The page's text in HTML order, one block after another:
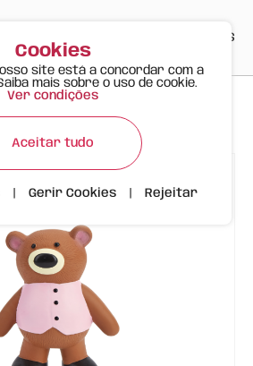
ES
> > Urso Latex | FOFOS
Cookies
site está a concordar com a
mais sobre o uso de cookie.
Ver condições
Aceitar tudo
Gerir Cookies Rejeitar